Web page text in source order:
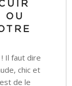
OU
Il faut dire
chic et
de le